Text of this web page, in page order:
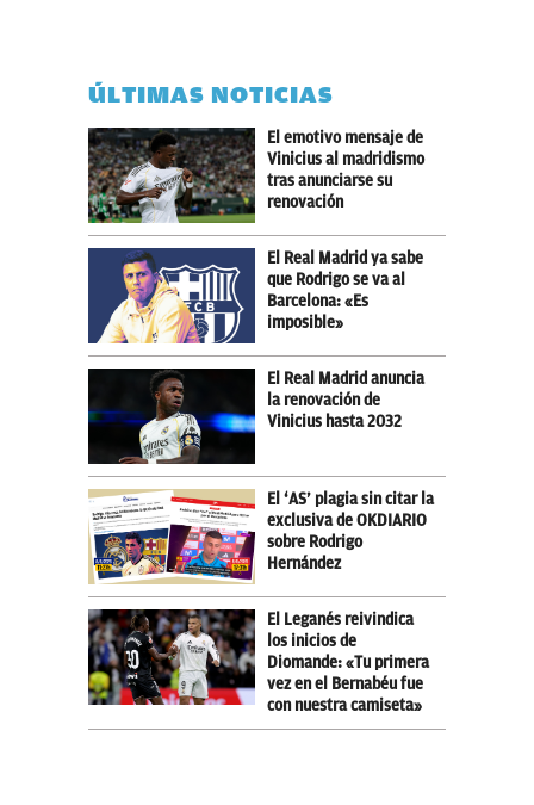
ÚLTIMAS NOTICIAS
El emotivo mensaje de
Vinicius al madridismo
tras anunciarse su
renovación
El Real Madrid ya sabe
que Rodrigo se va al
Barcelona: «Es
imposible»
El Real Madrid anuncia
la renovación de
Vinicius hasta 2032
El ‘AS’ plagia sin citar la
exclusiva de OKDIARIO
sobre Rodrigo
Hernández
El Leganés reivindica
los inicios de
Diomande: «Tu primera
vez en el Bernabéu fue
con nuestra camiseta»